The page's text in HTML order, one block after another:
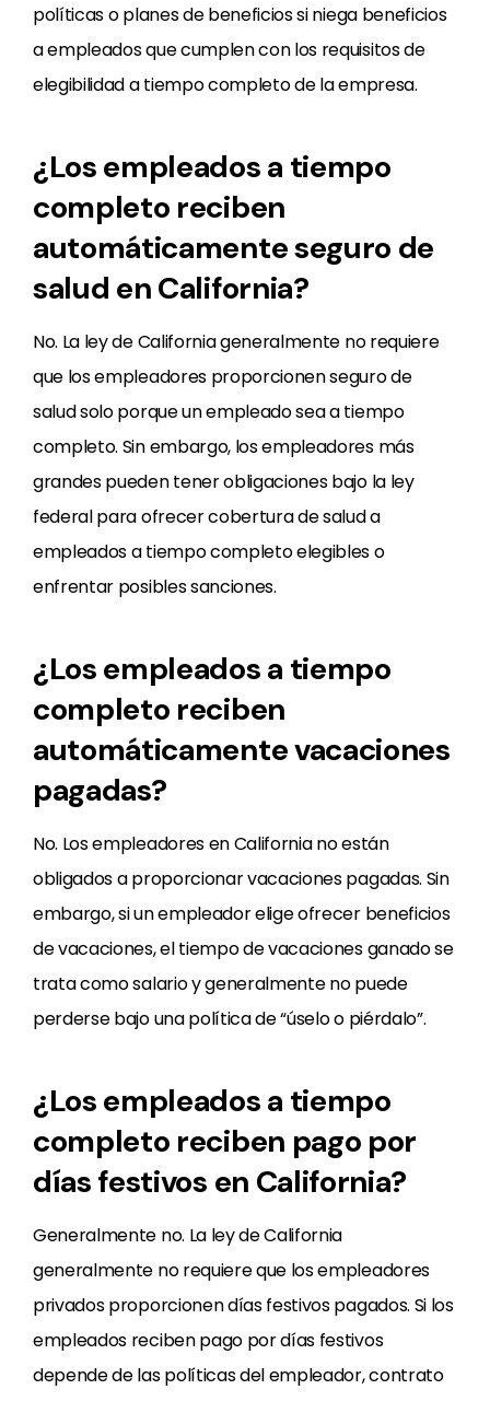
políticas o planes de beneficios si niega beneficios
a empleados que cumplen con los requisitos de
elegibilidad a tiempo completo de la empresa.
¿Los empleados a tiempo
completo reciben
automáticamente seguro de
salud en California?
No. La ley de California generalmente no requiere
que los empleadores proporcionen seguro de
salud solo porque un empleado sea a tiempo
completo. Sin embargo, los empleadores más
grandes pueden tener obligaciones bajo la ley
federal para ofrecer cobertura de salud a
empleados a tiempo completo elegibles o
enfrentar posibles sanciones.
¿Los empleados a tiempo
completo reciben
automáticamente vacaciones
pagadas?
No. Los empleadores en California no están
obligados a proporcionar vacaciones pagadas. Sin
embargo, si un empleador elige ofrecer beneficios
de vacaciones, el tiempo de vacaciones ganado se
trata como salario y generalmente no puede
perderse bajo una política de “úselo o piérdalo”.
¿Los empleados a tiempo
completo reciben pago por
días festivos en California?
Generalmente no. La ley de California
generalmente no requiere que los empleadores
privados proporcionen días festivos pagados. Si los
empleados reciben pago por días festivos
depende de las políticas del empleador, contrato